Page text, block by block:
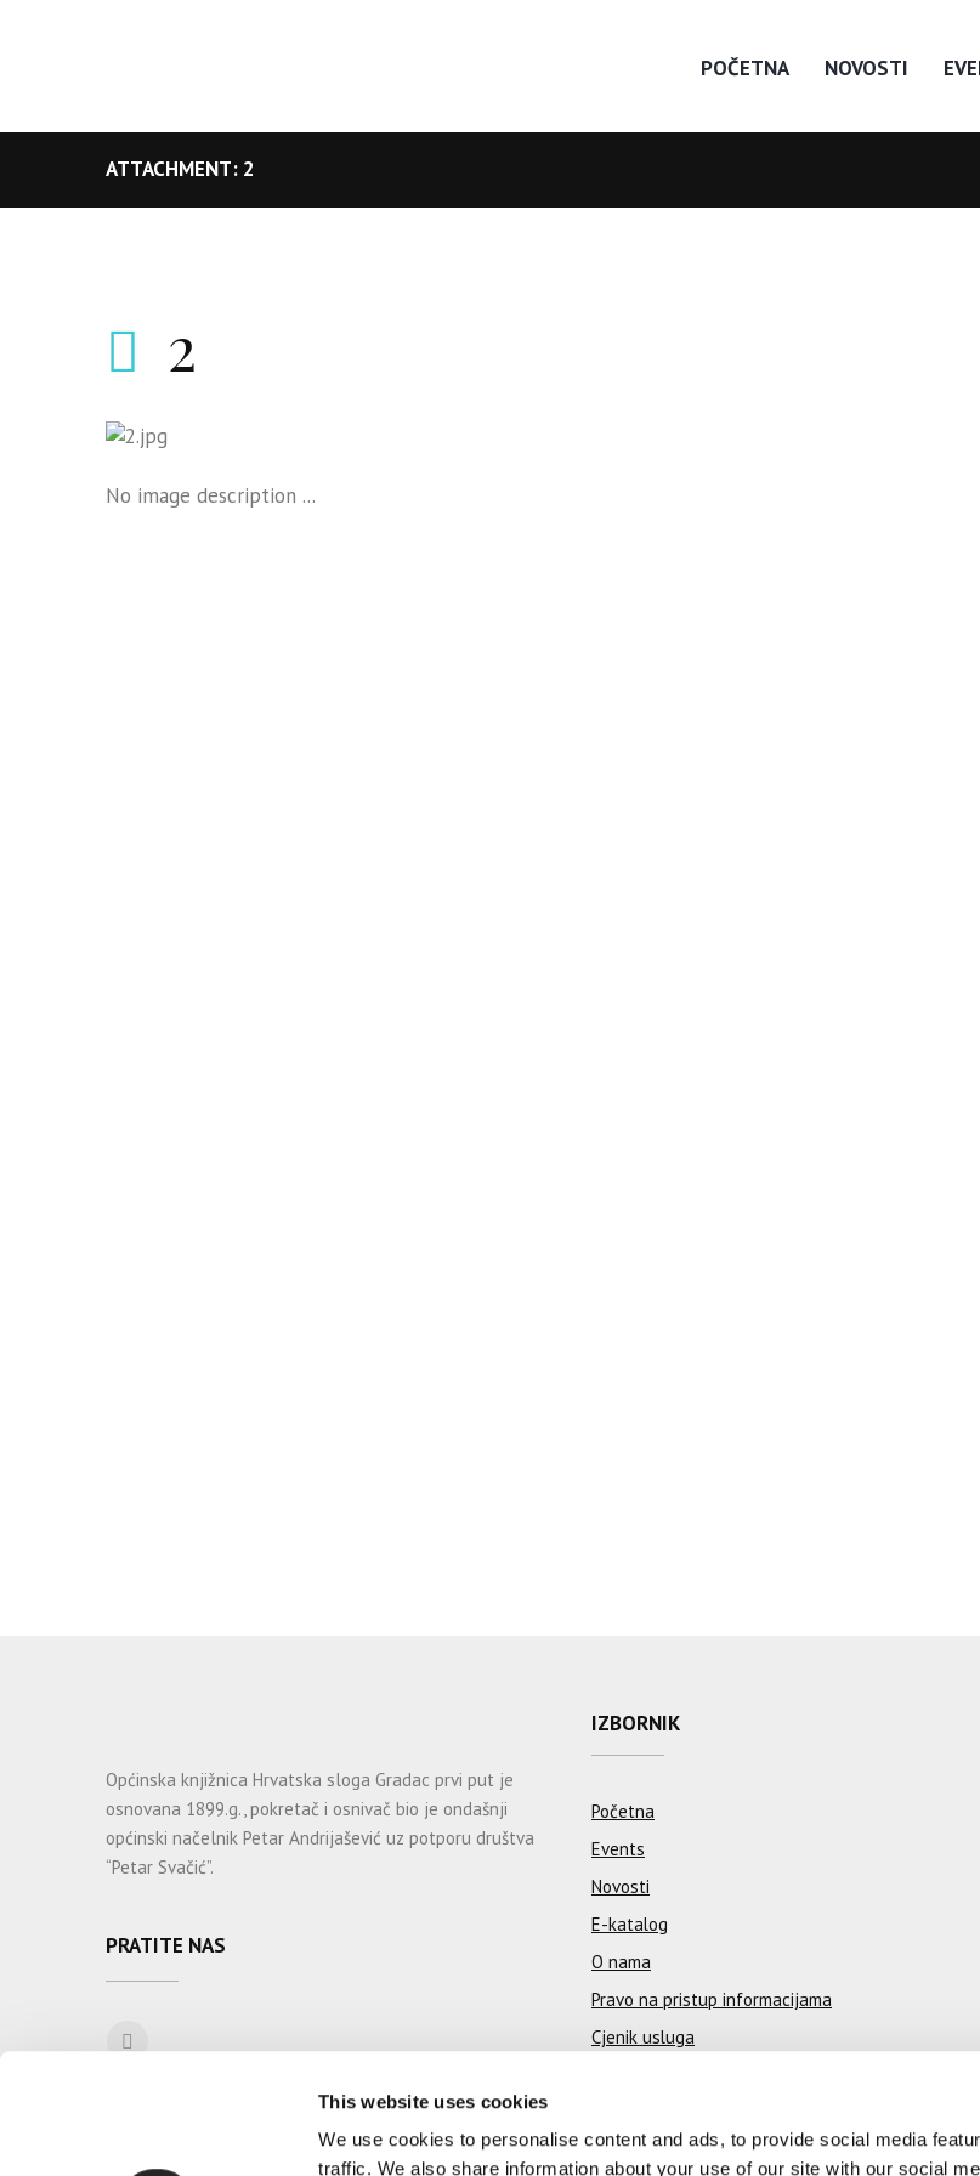
This website uses cookies
We use cookies to personalise content and ads, to provide social media
traffic. We also share information about your use of our site with our social
POČETNA NOVOSTI
ATTACHMENT: 2
2
No image description ...
Općinska knjižnica Hrvatska sloga Gradac prvi put je
osnovana 1899.g., pokretač i osnivač bio je ondašnji
općinski načelnik Petar Andrijašević uz potporu društva
“Petar Svačić”.
PRATITE NAS
IZBORNIK
Početna
Events
Novosti
E-katalog
O nama
Pravo na pristup informacijama
Cjenik usluga
Kontakt